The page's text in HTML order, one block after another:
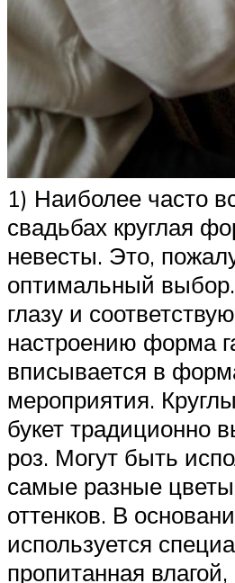
1) Наиболее часто
свадьбах круглая
невесты. Это,
оптимальный
глазу и
настроению форма
вписывается в
мероприятия.
букет традиционно
роз. Могут быть
самые разные
оттенков. В
используется
пропитанная влагой,